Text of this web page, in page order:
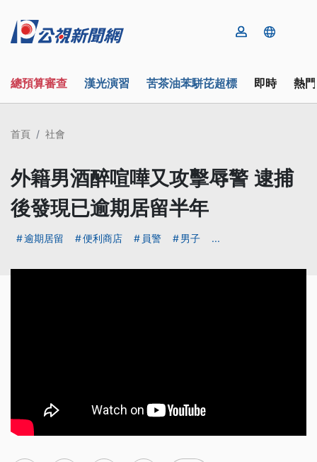
總預算審查 漢光演習 苦茶油苯駢芘超標 即時 熱
首頁 社會
外籍男酒醉喧嘩又攻擊辱警 逮捕
後發現已逾期居留半年
逾期居留 便利商店 員警 男子 ...